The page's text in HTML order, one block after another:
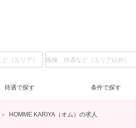
待遇で探す
日給1万円～ (1)
条件で探す
深夜【22～5時】 (5)
HOMME KARIYA（オム）の求人